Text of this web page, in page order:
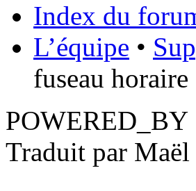
Index du
L’équipe •
fuseau
POWERED_BY
Traduit par